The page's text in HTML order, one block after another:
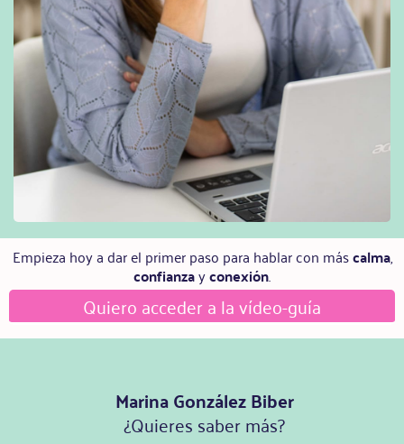
Empieza hoy a dar el primer paso para hablar con máscalma,
confianzayconexión.
Quiero acceder a la vídeo-guía
Marina González Biber
¿Quieres saber más?